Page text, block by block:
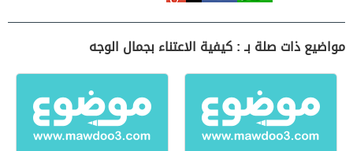
مواضيع ذات صلة بـ : كيفية الاعتناء بجمال الوجه